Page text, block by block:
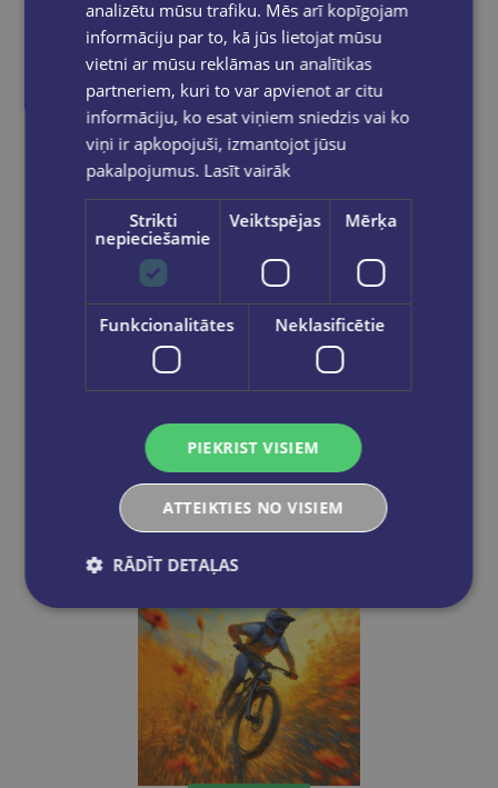
New
S. ĀBELĪTE
Latviešu valoda 5.klasei 1.daļa MGR
analizētu mūsu trafiku. Mēs arī kopīgojam
informāciju par to, kā jūs lietojat mūsu
vietni ar mūsu reklāmas un analītikas
partneriem, kuri to var apvienot ar citu
informāciju, ko esat viņiem sniedzis vai ko
viņi ir apkopojuši, izmantojot jūsu
pakalpojumus. Lasīt vairāk
Strikti
nepieciešamie
Veiktspējas Mērķa
Funkcionalitātes Neklasificētie
PIEKRIST VISIEM
ATTEIKTIES NO VISIEM
RĀDĪT DETAĻAS